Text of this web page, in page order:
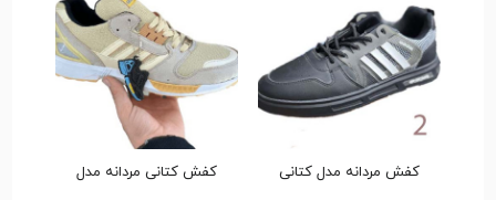
کفش مردانه مدل کتانی
کفش کتانی مردانه مدل